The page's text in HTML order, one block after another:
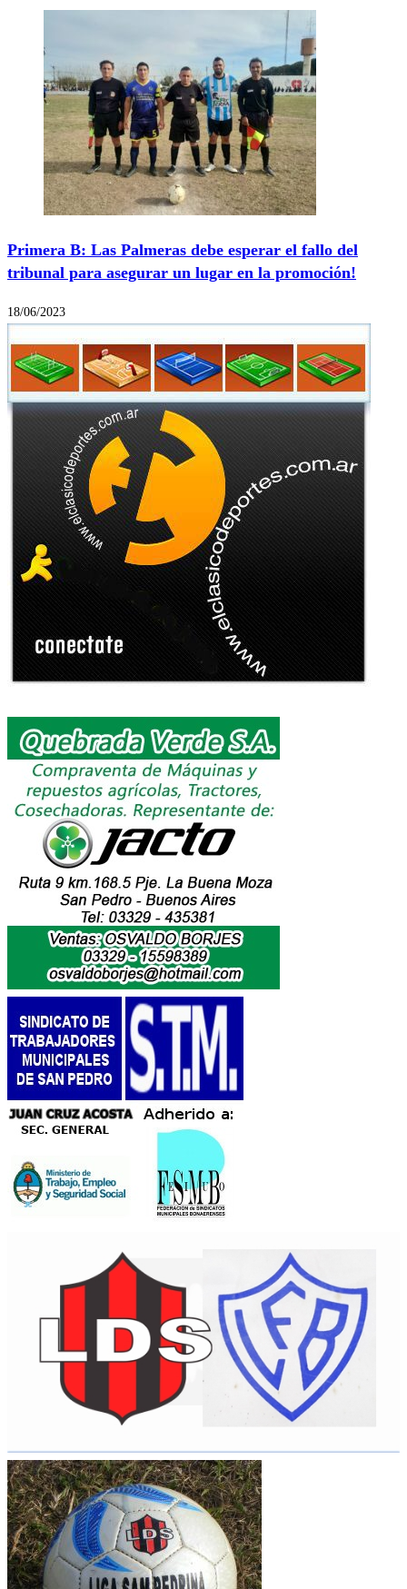
Primera B: Las Palmeras debe esperar el fallo del
tribunal para asegurar un lugar en la promoción!
18/06/2023